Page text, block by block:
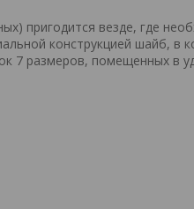
пригодится везде, где
конструкцией шайб,
7 размеров, помещенных в